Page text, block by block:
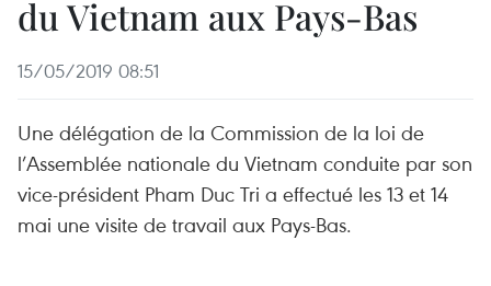
du Vietnam aux Pays-Bas
15/05/2019 08:51
Une délégation de la Commission de la loi de
l’Assemblée nationale du Vietnam conduite par son
vice-président Pham Duc Tri a effectué les 13 et 14
mai une visite de travail aux Pays-Bas.